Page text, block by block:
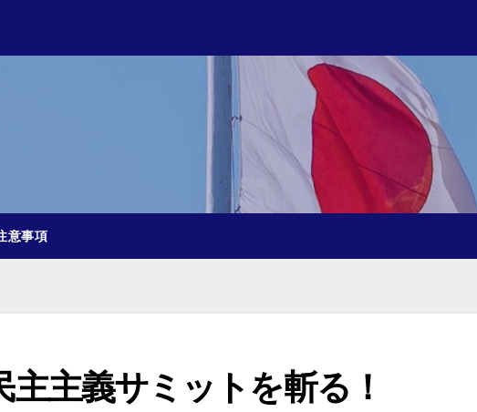
意事項
主主義サミットを斬る！